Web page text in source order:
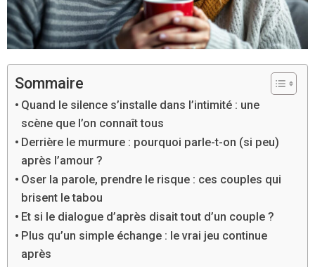
Sommaire
Quand le silence s’installe dans l’intimité : une
scène que l’on connaît tous
Derrière le murmure : pourquoi parle-t-on (si peu)
après l’amour ?
Oser la parole, prendre le risque : ces couples qui
brisent le tabou
Et si le dialogue d’après disait tout d’un couple ?
Plus qu’un simple échange : le vrai jeu continue
après